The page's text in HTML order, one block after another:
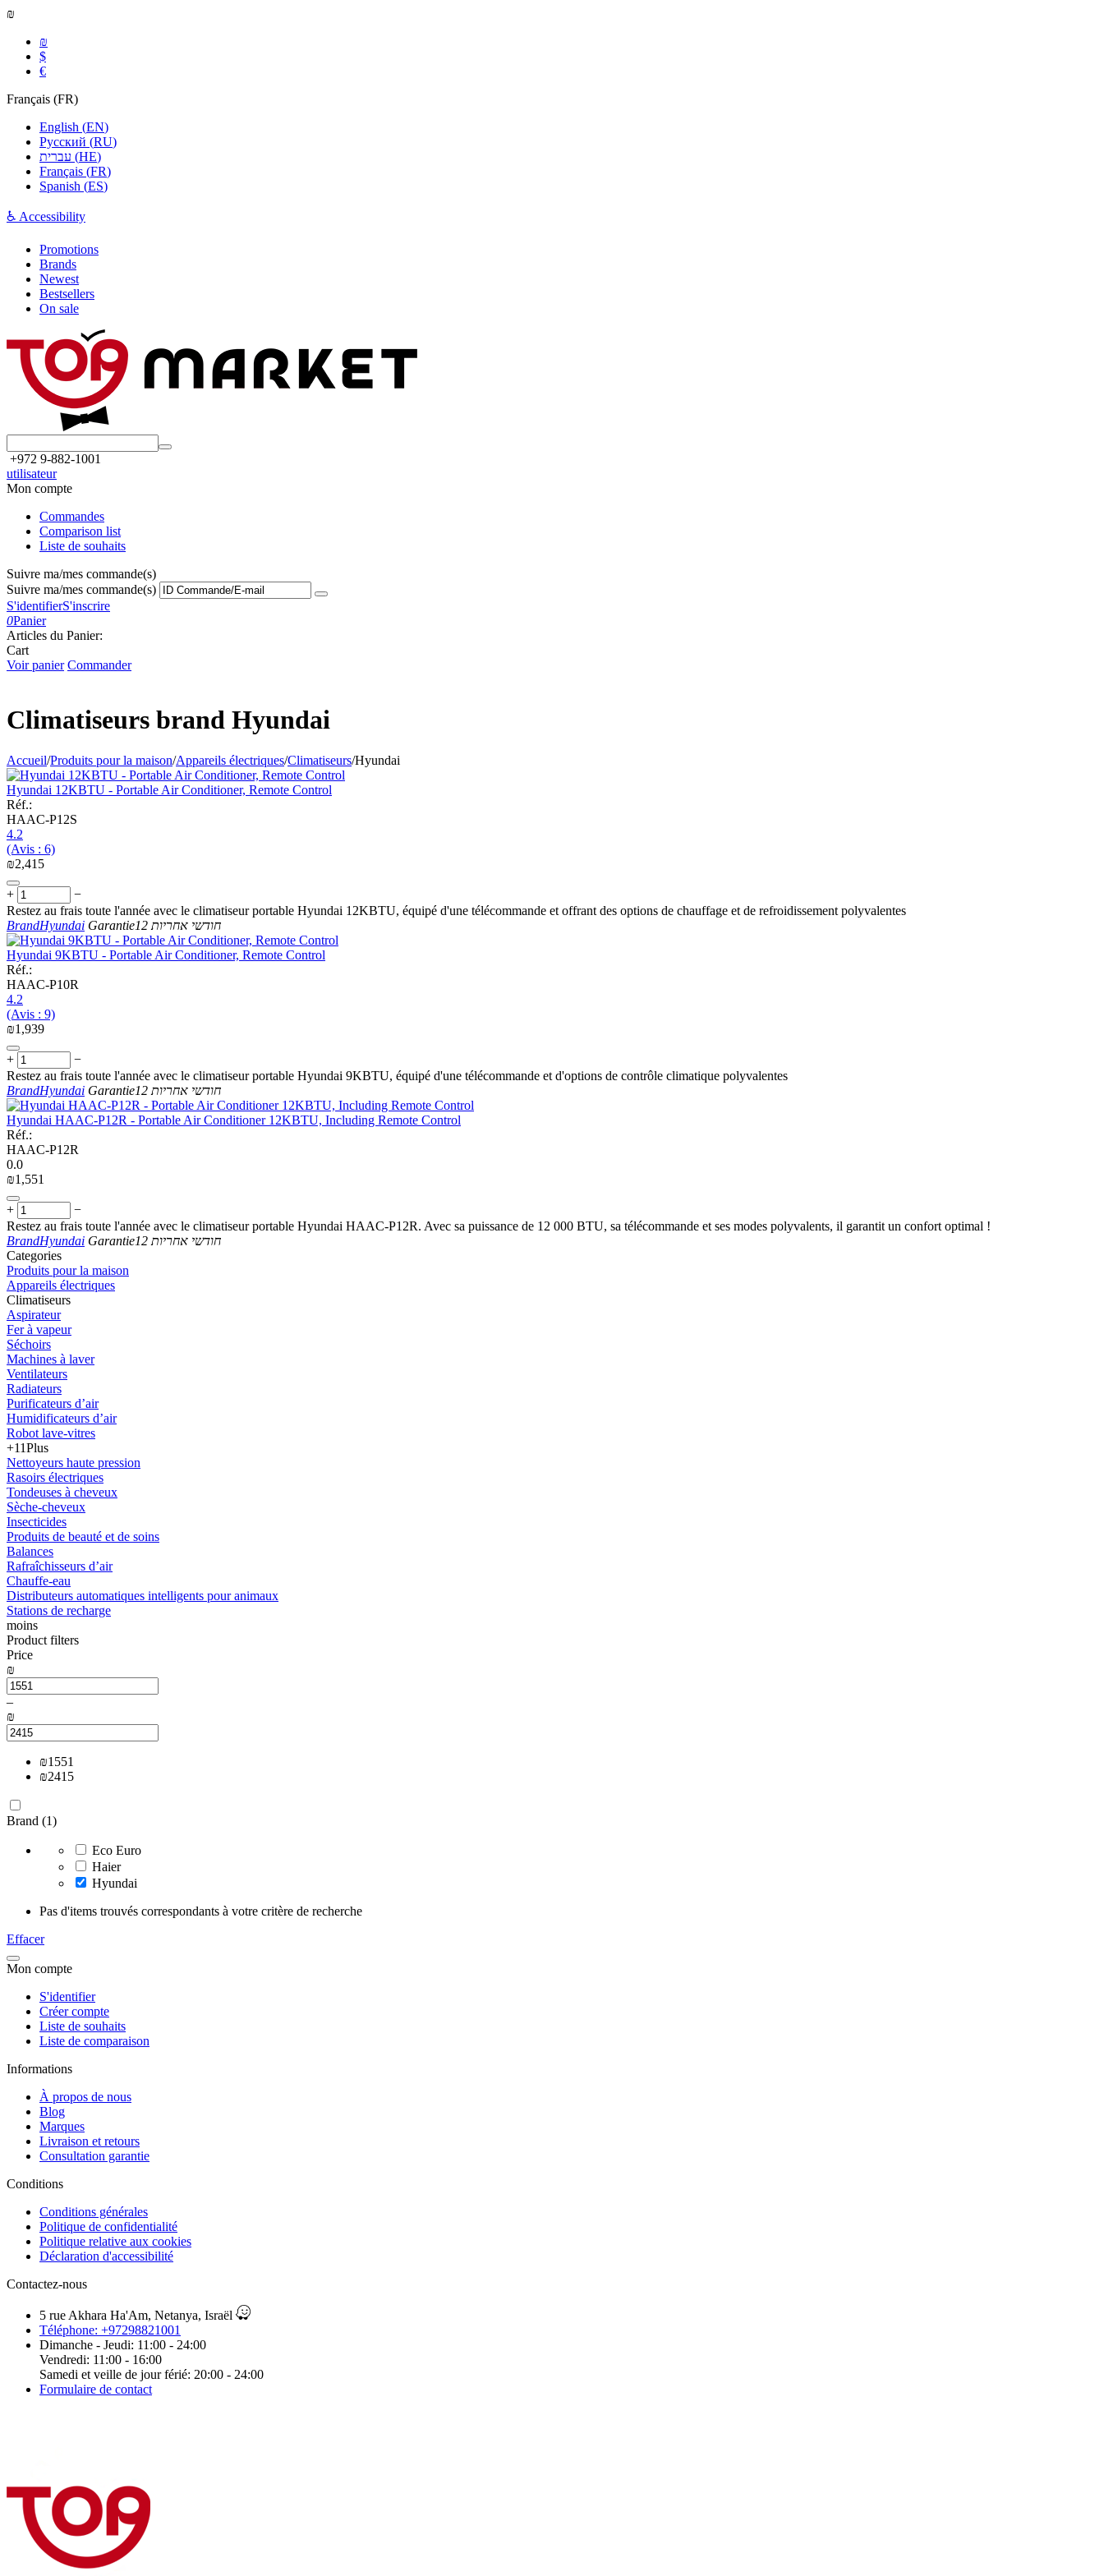
₪
₪
$
€
Français (FR)
English (EN)
Русский (RU)
(HE)
Français (FR)
Spanish (ES)
♿ Accessibility
Promotions
Brands
Newest
Bestsellers
On sale
+972 9-882-1001
utilisateur
Mon compte
Commandes
Comparison list
Liste de souhaits
Suivre ma/mes commande(s)
Suivre ma/mes commande(s)
S'identifierS'inscrire
0Panier
Articles du Panier:
Cart
Voir panier Commander
Climatiseurs brand Hyundai
Accueil/Produits pour la maison/Appareils électriques/Climatiseurs/Hyundai
Hyundai 12KBTU - Portable Air Conditioner, Remote Control
Réf.:
HAAC-P12S
4.2
(Avis : 6)
₪2,415
+
−
Restez au frais toute l'année avec le climatiseur portable Hyundai 12KBTU, équipé d'une télécommande et offrant des options de chauffage et de refroidissement polyvalentes
BrandHyundai Garantie 12 חודשי אחריות
Hyundai 9KBTU - Portable Air Conditioner, Remote Control
Réf.:
HAAC-P10R
4.2
(Avis : 9)
₪1,939
+
−
Restez au frais toute l'année avec le climatiseur portable Hyundai 9KBTU, équipé d'une télécommande et d'options de contrôle climatique polyvalentes
BrandHyundai Garantie 12 חודשי אחריות
Hyundai HAAC-P12R - Portable Air Conditioner 12KBTU, Including Remote Control
Réf.:
HAAC-P12R
0.0
₪1,551
+
−
Restez au frais toute l'année avec le climatiseur portable Hyundai HAAC-P12R. Avec sa puissance de 12 000 BTU, sa télécommande et ses modes polyvalents, il garantit un confort optimal !
BrandHyundai Garantie
12 חודשי אחריות
Сategories
Produits pour la maison
Appareils électriques
Climatiseurs
Aspirateur
Fer à vapeur
Séchoirs
Machines à laver
Ventilateurs
Radiateurs
Purificateurs d’air
Humidificateurs d’air
Robot lave-vitres
+11Plus
Nettoyeurs haute pression
Rasoirs électriques
Tondeuses à cheveux
Sèche-cheveux
Insecticides
Produits de beauté et de soins
Balances
Rafraîchisseurs d’air
Chauffe-eau
Distributeurs automatiques intelligents pour animaux
Stations de recharge
moins
Product filters
Price
₪
–
₪
₪1551
₪2415
Brand (1)
Eco Euro
Haier
Hyundai
Pas d'items trouvés correspondants à votre critère de recherche
Effacer
Mon compte
S'identifier
Créer compte
Liste de souhaits
Liste de comparaison
Informations
À propos de nous
Blog
Marques
Livraison et retours
Consultation garantie
Сonditions
Conditions générales
Politique de confidentialité
Politique relative aux cookies
Déclaration d'accessibilité
Contactez-nous
5 rue Akhara Ha'Am, Netanya, Israël
Téléphone: +97298821001
Dimanche - Jeudi: 11:00 - 24:00
Vendredi: 11:00 - 16:00
Samedi et veille de jour férié: 20:00 - 24:00
Formulaire de contact